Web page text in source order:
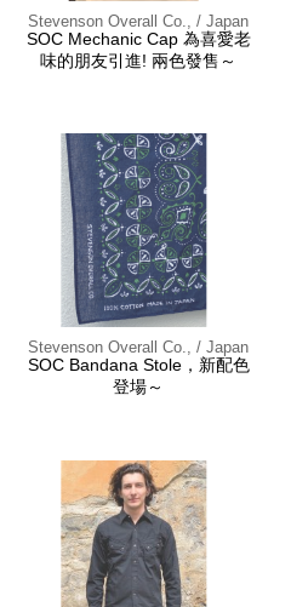
Stevenson Overall Co., / Japan
SOC Mechanic Cap 為喜愛老
味的朋友引進! 兩色發售～
Stevenson Overall Co., / Japan
SOC Bandana Stole，新配色
登場～